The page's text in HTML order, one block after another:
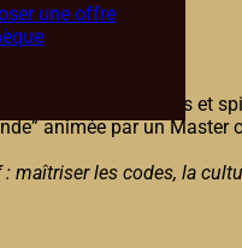
une offre
Produits :
professionnelle de vins et
animée par un
: maîtriser les codes, la